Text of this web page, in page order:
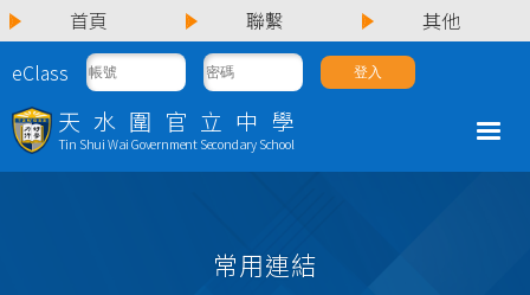
天水圍官立中學
Tin Shui Wai Government Secondary School
首頁 聯繫
其他
eClass
常用連結